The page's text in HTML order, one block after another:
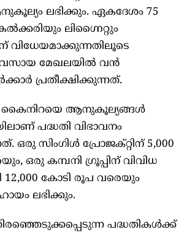
ലഭിക്കും. ഏകദേശം 75
ലിഗ്നൈറ്റും
വിധേയമാക്കുന്നതിലൂടെ
മേഖലയില്‍ വന്‍
പ്രതീക്ഷിക്കുന്നത്.
കൈനിറയെ ആനുകൂല്യങ്ങള്‍
പദ്ധതി വിഭാവനം
ഒരു സിംഗിള്‍ പ്രോജക്റ്റിന് 5,000
ഒരു കമ്പനി ഗ്രൂപ്പിന് വിവിധ
12,000 കോടി രൂപ വരെയും
ലഭിക്കും.
പദ്ധതികള്‍ക്ക്